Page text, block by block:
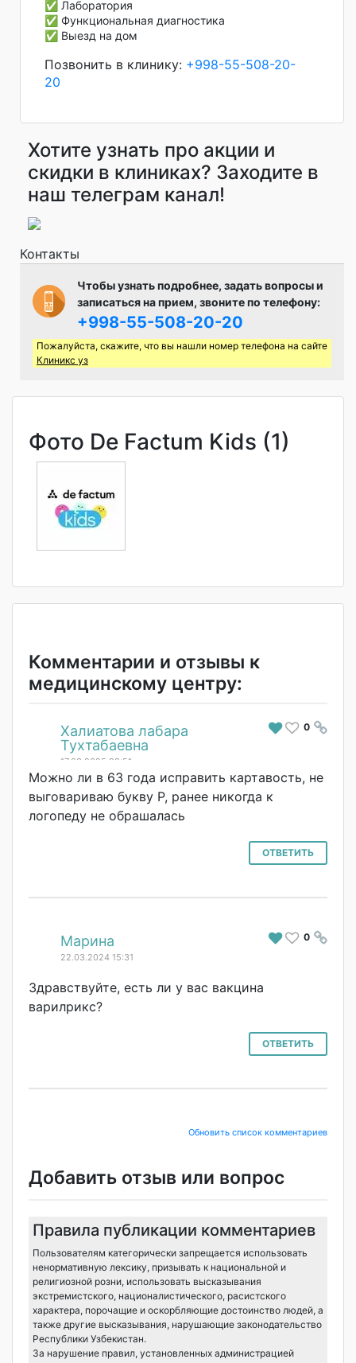
✅ Лаборатория
✅ Функциональная диагностика
✅ Выезд на дом
Позвонить в клинику: +998-55-508-20-
20
Хотите узнать про акции и
скидки в клиниках? Заходите в
наш телеграм канал!
Контакты
Чтобы узнать подробнее, задать вопросы и
записаться на прием, звоните по телефону:
+998-55-508-20-20
Пожалуйста, скажите, что вы нашли номер телефона на сайте
Клиникс уз
Фото De Factum Kids (1)
Комментарии и отзывы к
медицинскому центру:
# 0
Халиатова лабара
Тухтабаевна
17.03.2025 22:51
Можно ли в 63 года исправить картавость, не
выговариваю букву Р, ранее никогда к
логопеду не обрашалась
ОТВЕТИТЬ
# 0
Марина
22.03.2024 15:31
Здравствуйте, есть ли у вас вакцина
варилрикс?
ОТВЕТИТЬ
Обновить список комментариев
Добавить отзыв или вопрос
Правила публикации комментариев
Пользователям категорически запрещается использовать
ненормативную лексику, призывать к национальной и
религиозной розни, использовать высказывания
экстремистского, националистического, расистского
характера, порочащие и оскорбляющие достоинство людей, а
также другие высказывания, нарушающие законодательство
Республики Узбекистан.
За нарушение правил, установленных администрацией